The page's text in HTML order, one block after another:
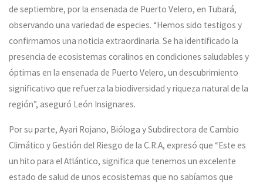
de septiembre, por la ensenada de Puerto Velero, en Tubará,
observando una variedad de especies. “Hemos sido testigos y
confirmamos una noticia extraordinaria. Se ha identificado la
presencia de ecosistemas coralinos en condiciones saludables y
óptimas en la ensenada de Puerto Velero, un descubrimiento
significativo que refuerza la biodiversidad y riqueza natural de la
región”, aseguró León Insignares.
Por su parte, Ayari Rojano, Bióloga y Subdirectora de Cambio
Climático y Gestión del Riesgo de la C.R.A, expresó que “Este es
un hito para el Atlántico, significa que tenemos un excelente
estado de salud de unos ecosistemas que no sabíamos que